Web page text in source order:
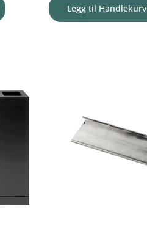
Legg til Handlekurv